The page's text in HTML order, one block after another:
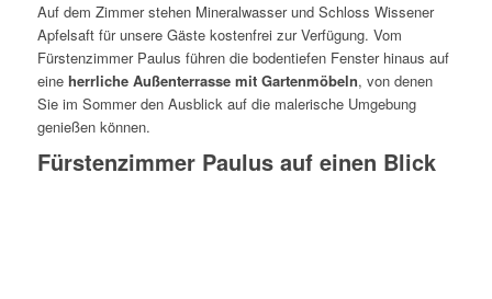
Auf dem Zimmer stehen Mineralwasser und Schloss Wissener
Apfelsaft für unsere Gäste kostenfrei zur Verfügung. Vom
Fürstenzimmer Paulus führen die bodentiefen Fenster hinaus auf
eine herrliche Außenterrasse mit Gartenmöbeln, von denen
Sie im Sommer den Ausblick auf die malerische Umgebung
genießen können.
Fürstenzimmer Paulus auf einen Blick